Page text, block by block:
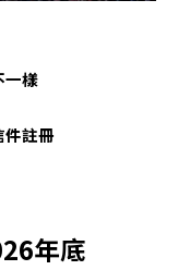
一樣
件註冊
年底